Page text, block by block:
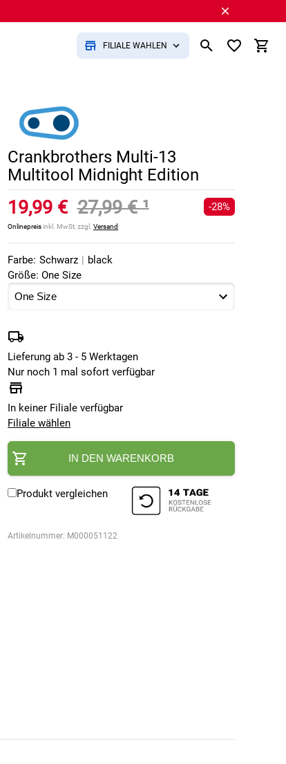
FILIALE WÄHLEN
Crankbrothers Multi-13
Multitool Midnight Edition
19,99 € 27,99 €¹
Onlinepreisinkl. MwSt, zzgl.Versand
-28%
Farbe: Schwarz | black
Größe: One Size
Lieferung ab 3 - 5 Werktagen
Nur noch 1 mal sofort verfügbar
In keiner Filiale verfügbar
Filiale wählen
IN DEN WARENKORB
Produkt vergleichen
Artikelnummer: M000051122
#2 Kreuzschraubendreher, #0, 1, 2
von Löchern in Tubeless-Reifen